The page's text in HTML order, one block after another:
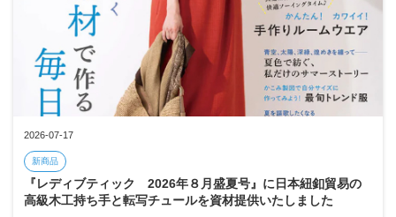
2026-07-17
新商品
『レディブティック 2026年８月盛夏号』に日本紐釦貿易の
高級木工持ち手と転写チュールを資材提供いたしました